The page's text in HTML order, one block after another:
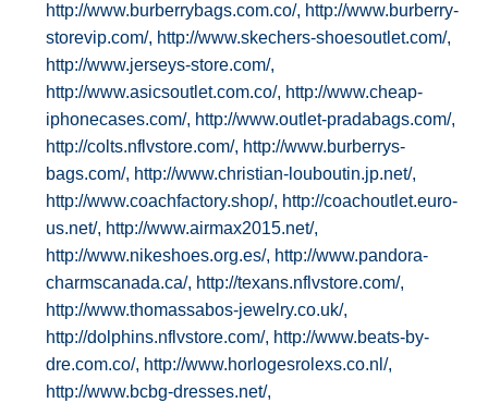
http://www.burberrybags.com.co/, http://www.burberry-
storevip.com/, http://www.skechers-shoesoutlet.com/,
http://www.jerseys-store.com/,
http://www.asicsoutlet.com.co/, http://www.cheap-
iphonecases.com/, http://www.outlet-pradabags.com/,
http://colts.nflvstore.com/, http://www.burberrys-
bags.com/, http://www.christian-louboutin.jp.net/,
http://www.coachfactory.shop/, http://coachoutlet.euro-
us.net/, http://www.airmax2015.net/,
http://www.nikeshoes.org.es/, http://www.pandora-
charmscanada.ca/, http://texans.nflvstore.com/,
http://www.thomassabos-jewelry.co.uk/,
http://dolphins.nflvstore.com/, http://www.beats-by-
dre.com.co/, http://www.horlogesrolexs.co.nl/,
http://www.bcbg-dresses.net/,